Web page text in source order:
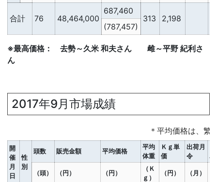
合計 76 48,464,000
687,460
313
2,198
(787,457)
※最高価格： 去勢～久米 和夫さん 雌～平野 紀利さ
ん
2017年9月市場成績
＊平均価格は、
開
催
月
日
性
別
頭数 販売金額 平均価格
平均
体重
Ｋｇ単
価
出荷月
令
単
（頭） （円） （円）
（Ｋ
ｇ）
（円） （月）